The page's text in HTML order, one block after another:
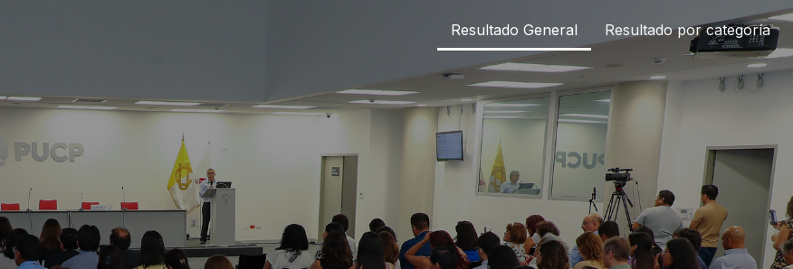
Resultado General Resultado por categoría